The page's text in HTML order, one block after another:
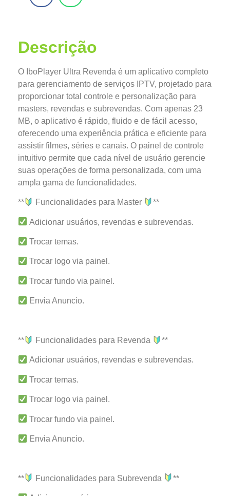
Descrição
O IboPlayer Ultra Revenda é um aplicativo completo
para gerenciamento de serviços IPTV, projetado para
proporcionar total controle e personalização para
masters, revendas e subrevendas. Com apenas 23
MB, o aplicativo é rápido, fluido e de fácil acesso,
oferecendo uma experiência prática e eficiente para
assistir filmes, séries e canais. O painel de controle
intuitivo permite que cada nível de usuário gerencie
suas operações de forma personalizada, com uma
ampla gama de funcionalidades.
** Funcionalidades para Master **
Adicionar usuários, revendas e subrevendas.
Trocar temas.
Trocar logo via painel.
Trocar fundo via painel.
Envia Anuncio.
** Funcionalidades para Revenda **
Adicionar usuários, revendas e subrevendas.
Trocar temas.
Trocar logo via painel.
Trocar fundo via painel.
Envia Anuncio.
** Funcionalidades para Subrevenda **